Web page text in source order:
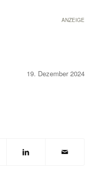
ANZEIGE
19. Dezember 2024